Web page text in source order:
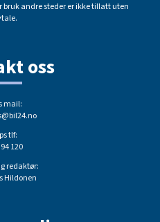
bruk andre steder er ikke tillatt uten
oss
mail:
tlf:
120
redaktør:
Hildonen